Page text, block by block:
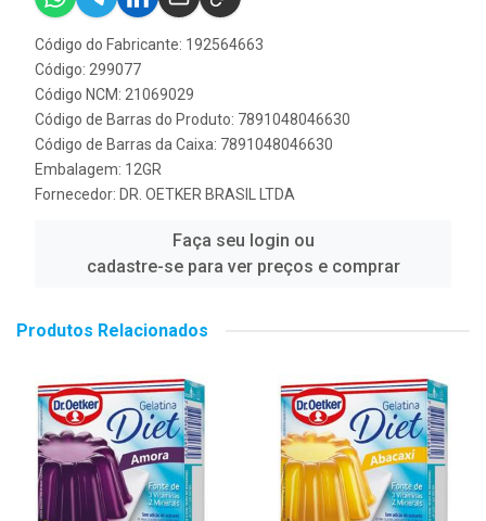
Código do Fabricante: 192564663
Código: 299077
Código NCM: 21069029
Código de Barras do Produto: 7891048046630
Código de Barras da Caixa: 7891048046630
Embalagem: 12GR
Fornecedor: DR. OETKER BRASIL LTDA
Faça seu login ou
cadastre-se para ver preços e comprar
Produtos Relacionados